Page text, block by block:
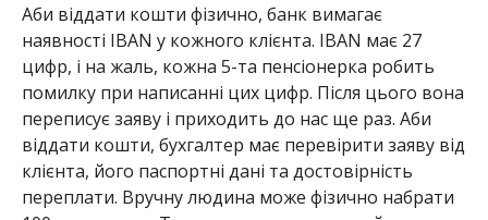
Аби віддати кошти фізично, банк вимагає
наявності IBAN у кожного клієнта. IBAN має 27
цифр, і на жаль, кожна 5-та пенсіонерка робить
помилку при написанні цих цифр. Після цього вона
переписує заяву і приходить до нас ще раз. Аби
віддати кошти, бухгалтер має перевірити заяву від
клієнта, його паспортні дані та достовірність
переплати. Вручну людина може фізично набрати